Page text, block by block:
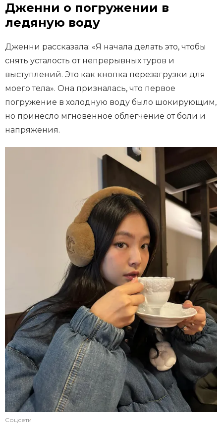
Дженни о погружении в
ледяную воду
Дженни рассказала: «Я начала делать это, чтобы
снять усталость от непрерывных туров и
выступлений. Это как кнопка перезагрузки для
моего тела». Она призналась, что первое
погружение в холодную воду было шокирующим,
но принесло мгновенное облегчение от боли и
напряжения.
Соцсети